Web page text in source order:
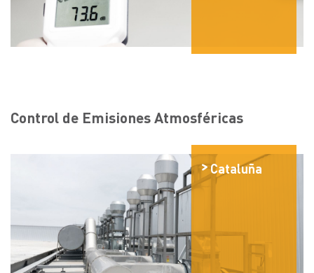
Control de Emisiones Atmosféricas
Cataluña